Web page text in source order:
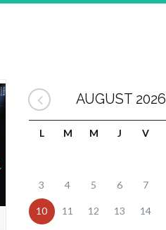
AUGUST 2026
L M M J V
3 4 5 6 7
10 11 12 13 14